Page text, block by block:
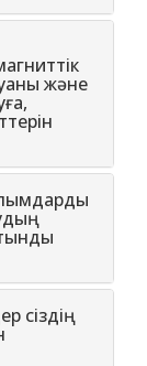
және
сіздің